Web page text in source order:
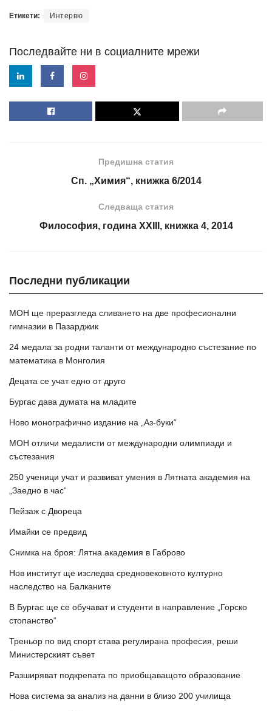
Етикети: Интервю
Последвайте ни в социалните мрежи
Предишна статия
Сп. „Химия“, книжка 6/2014
Следваща статия
Философия, година XXIII, книжка 4, 2014
Последни публикации
МОН ще преразгледа сливането на две професионални
гимназии в Пазарджик
24 медала за родни таланти от международно състезание по
математика в Монголия
Децата се учат едно от друго
Бургас дава думата на младите
Ново монографично издание на „Аз-буки“
МОН отличи медалисти от международни олимпиади и
състезания
250 ученици учат и развиват умения в Лятната академия на
„Заедно в час“
Пейзаж с Двореца
Имайки се предвид
Снимка на броя: Лятна академия в Габрово
Нов институт ще изследва средновековното културно
наследство на Балканите
В Бургас ще се обучават и студенти в направление „Горско
стопанство“
Треньор по вид спорт става регулирана професия, реши
Министерският съвет
Разширяват подкрепата по приобщаващото образование
Нова система за анализ на данни в близо 200 училища